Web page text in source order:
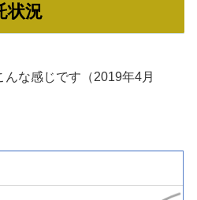
状況
な感じです（2019年4月